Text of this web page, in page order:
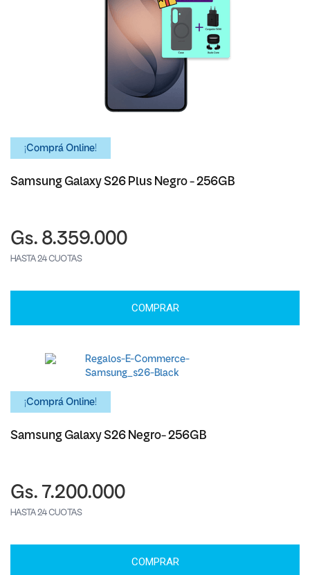
¡Comprá Online!
Samsung Galaxy S26 Plus Negro - 256GB
Gs. 8.359.000
HASTA 24 CUOTAS
COMPRAR
¡Comprá Online!
Samsung Galaxy S26 Negro- 256GB
Gs. 7.200.000
HASTA 24 CUOTAS
COMPRAR